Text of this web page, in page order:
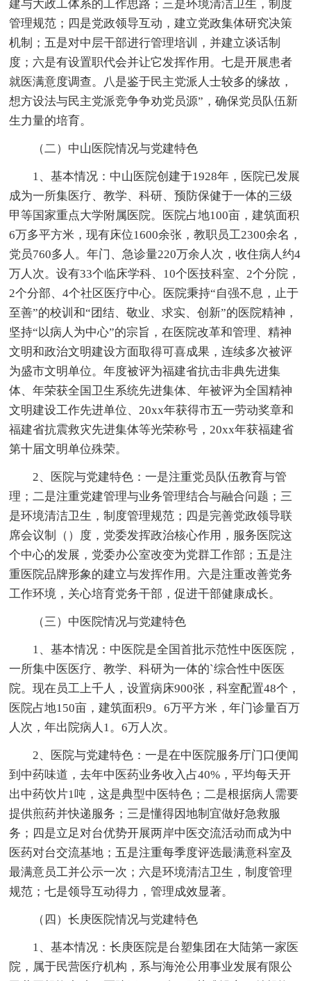
建与大政工体系的工作思路；三是环境清洁卫生，制度
管理规范；四是党政领导互动，建立党政集体研究决策
机制；五是对中层干部进行管理培训，并建立谈话制
度；六是有设置职代会并让它发挥作用。七是开展患者
就医满意度调查。八是鉴于民主党派人士较多的缘故，
想方设法与民主党派竞争争劝党员源”，确保党员队伍新
生力量的培育。
（二）中山医院情况与党建特色
1、基本情况：中山医院创建于1928年，医院已发展
成为一所集医疗、教学、科研、预防保健于一体的三级
甲等国家重点大学附属医院。医院占地100亩，建筑面积
6万多平方米，现有床位1600余张，教职员工2300余名，
党员760多人。年门、急诊量220万余人次，收住病人约4
万人次。设有33个临床学科、10个医技科室、2个分院，
2个分部、4个社区医疗中心。医院秉持“自强不息，止于
至善”的校训和“团结、敬业、求实、创新”的医院精神，
坚持“以病人为中心”的宗旨，在医院改革和管理、精神
文明和政治文明建设方面取得可喜成果，连续多次被评
为盛市文明单位。年度被评为福建省抗击非典先进集
体、年荣获全国卫生系统先进集体、年被评为全国精神
文明建设工作先进单位、20xx年获得市五一劳动奖章和
福建省抗震救灾先进集体等光荣称号，20xx年获福建省
第十届文明单位殊荣。
2、医院与党建特色：一是注重党员队伍教育与管
理；二是注重党建管理与业务管理结合与融合问题；三
是环境清洁卫生，制度管理规范；四是完善党政领导联
席会议制（）度，党委发挥政治核心作用，服务医院这
个中心的发展，党委办公室改变为党群工作部；五是注
重医院品牌形象的建立与发挥作用。六是注重改善党务
工作环境，关心培育党务干部，促进干部健康成长。
（三）中医院情况与党建特色
1、基本情况：中医院是全国首批示范性中医医院，
一所集中医医疗、教学、科研为一体的`综合性中医医
院。现在员工上千人，设置病床900张，科室配置48个，
医院占地150亩，建筑面积9。6万平方米，年门诊量百万
人次，年出院病人1。6万人次。
2、医院与党建特色：一是在中医院服务厅门口便闻
到中药味道，去年中医药业务收入占40%，平均每天开
出中药饮片1吨，这是典型中医特色；二是根据病人需要
提供煎药并快递服务；三是懂得因地制宜做好急救服
务；四是立足对台优势开展两岸中医交流活动而成为中
医药对台交流基地；五是注重每季度评选最满意科室及
最满意员工并公示一次；六是环境清洁卫生，制度管理
规范；七是领导互动得力，管理成效显著。
（四）长庚医院情况与党建特色
1、基本情况：长庚医院是台塑集团在大陆第一家医
院，属于民营医疗机构，系与海沧公用事业发展有限公